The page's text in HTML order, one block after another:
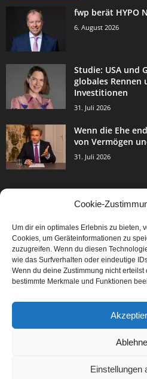
Cookie-
Um dir ein optimales Erlebnis zu bieten,
Cookies, um Geräteinformationen zu
zuzugreifen. Wenn du diesen
wie das Surfverhalten oder eindeutige
Wenn du deine Zustimmung nicht erteilst
bestimmte Merkmale und Funktionen
Einstellungen
fwp berät HYPO
6. August 2026
Studie: USA und
globales Rennen
Investitionen
31. Juli 2026
Wenn die Ehe
von Vermögen
31. Juli 2026
Events & Success
Breaking News
Aktuelles
Featured Article
Karriere